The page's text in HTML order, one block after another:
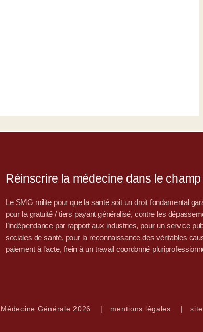
Réinscrire la médecine dans le
Le SMG milite pour que la santé soit un droit fondamental
pour la gratuité / tiers payant généralisé, contre les
l’indépendance par rapport aux industries, pour un service
sociales de santé, pour la reconnaissance des véritables
paiement à l’acte, frein à un travail coordonné
Générale 2026 | mentions légales |